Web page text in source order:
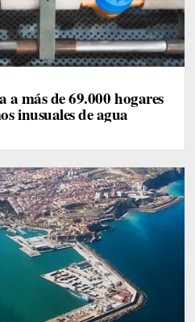
más de 69.000 hogares
inusuales de agua